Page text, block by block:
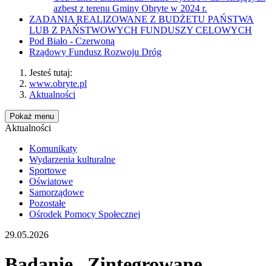
azbest z terenu Gminy Obryte w 2024 r.
ZADANIA REALIZOWANE Z BUDŻETU PAŃSTWA
LUB Z PAŃSTWOWYCH FUNDUSZY CELOWYCH
Pod Biało - Czerwoną
Rządowy Fundusz Rozwoju Dróg
Jesteś tutaj:
www.obryte.pl
Aktualności
Pokaż menu
Aktualności
Komunikaty
Wydarzenia kulturalne
Sportowe
Oświatowe
Samorządowe
Pozostałe
Ośrodek Pomocy Społecznej
29.05.2026